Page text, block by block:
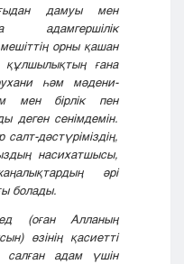
дамуы мен
адамгершілік
орны қашан
ғана
һәм мәдени-
мен бірлік пен
деген сенімдемін.
дәстүріміздің,
насихатшысы,
әрі
болады.
(оған Алланың
өзінің қасиетті
салған адам үшін